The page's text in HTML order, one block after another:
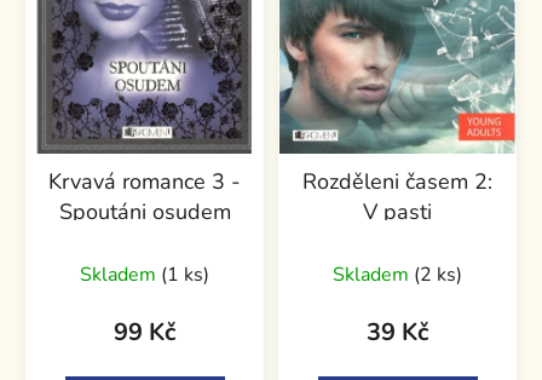
Krvavá romance 3 -
Spoutáni osudem
Skladem (1 ks)
99 Kč
Rozděleni časem 2:
V pasti
Skladem (2 ks)
39 Kč